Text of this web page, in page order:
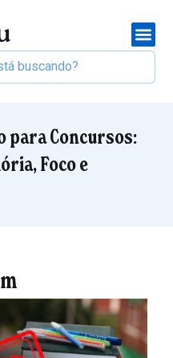
para Concursos:
Foco e